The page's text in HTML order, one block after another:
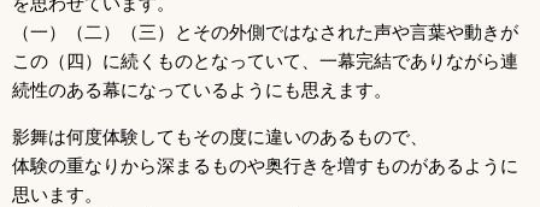
（一）（二）（三）とその外側ではなされた声や言葉や動きが
この（四）に続くものとなっていて、一幕完結でありながら連
続性のある幕になっているようにも思えます。
影舞は何度体験してもその度に違いのあるもので、
体験の重なりから深まるものや奥行きを増すものがあるように
思います。